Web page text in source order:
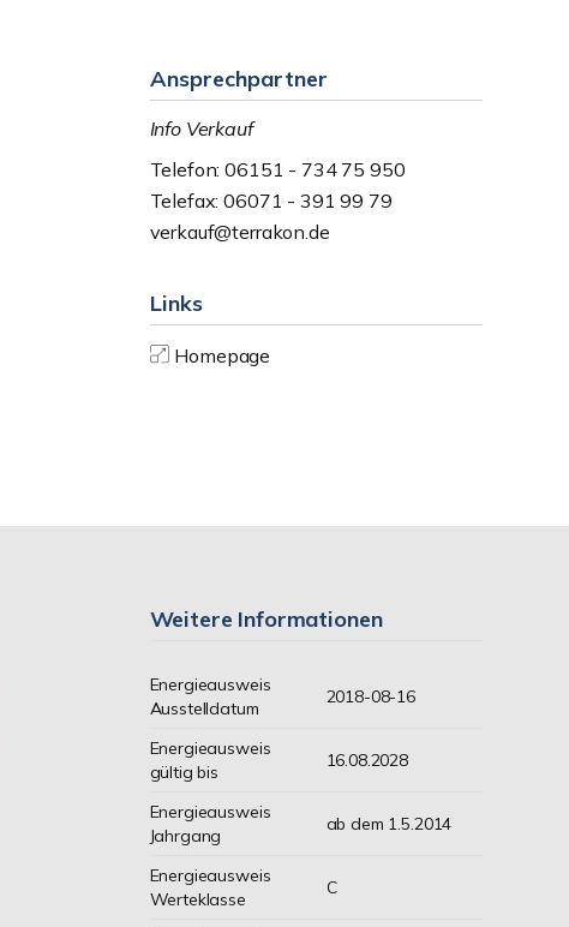
Ansprechpartner
Info Verkauf
Telefon: 06151 - 734 75 950
Telefax: 06071 - 391 99 79
verkauf@terrakon.de
Links
Homepage
Weitere Informationen
Energieausweis
Ausstelldatum
2018-08-16
Energieausweis
gültig bis
16.08.2028
Energieausweis
Jahrgang
ab dem 1.5.2014
Energieausweis
Werteklasse
C